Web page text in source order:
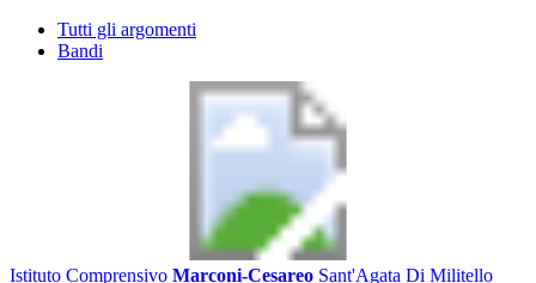
Tutti gli argomenti
Bandi
Istituto Comprensivo Marconi-Cesareo Sant'Agata Di Militello